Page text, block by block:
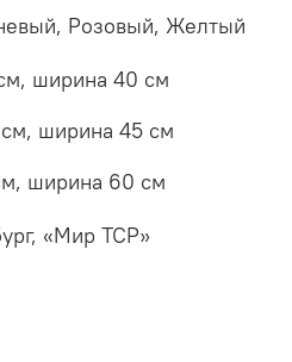
Розовый, Желтый
ширина 40 см
ширина 45 см
ширина 60 см
«Мир ТСР»